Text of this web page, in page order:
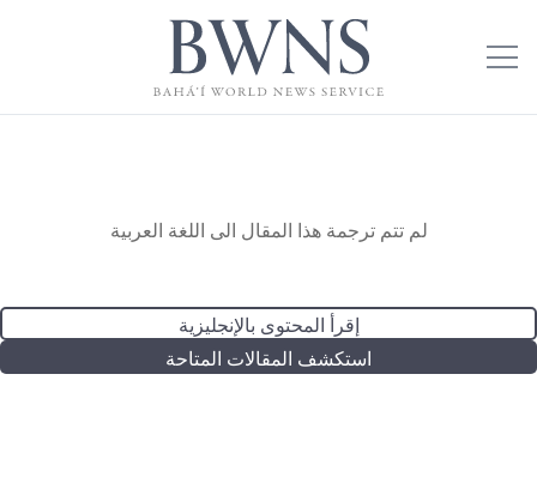
لم تتم ترجمة هذا المقال الى اللغة العربية
إقرأ المحتوى بالإنجليزية
استكشف المقالات المتاحة